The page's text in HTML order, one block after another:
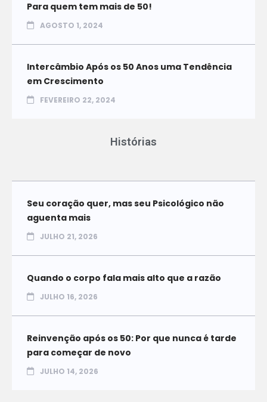
Para quem tem mais de 50!
AGOSTO 1, 2024
Intercâmbio Após os 50 Anos uma Tendência
em Crescimento
FEVEREIRO 22, 2024
Histórias
Seu coração quer, mas seu Psicológico não
aguenta mais
JULHO 21, 2026
Quando o corpo fala mais alto que a razão
JULHO 16, 2026
Reinvenção após os 50: Por que nunca é tarde
para começar de novo
JULHO 14, 2026